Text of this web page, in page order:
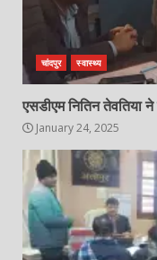
चांदपुर स्वास्थ्य
एसडीएम नितिन तेवतिया
January 24, 2025